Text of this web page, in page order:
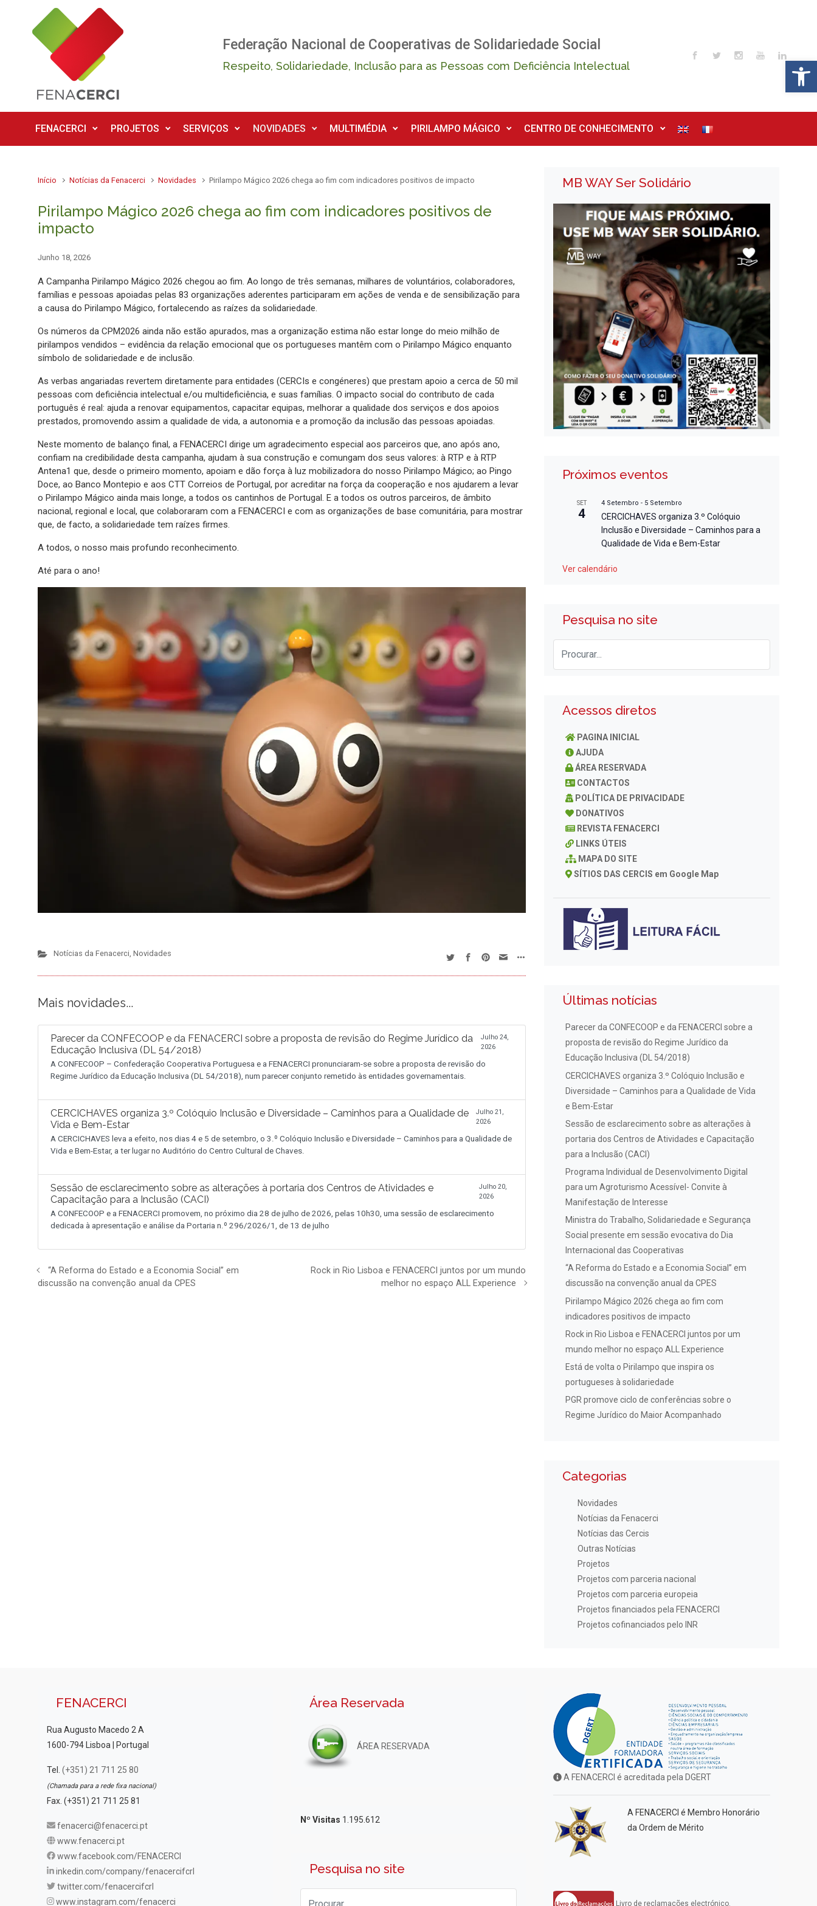
Skip to main content
Federação Nacional de Cooperativas de Solidariedade Social
Respeito, Solidariedade, Inclusão para as Pessoas com Deficiência Intelectual
FENACERCI PROJETOS SERVIÇOS NOVIDADES MULTIMÉDIA PIRILAMPO MÁGICO CENTRO DE CONHECIMENTO
Início Notícias da Fenacerci Novidades Pirilampo Mágico 2026 chega ao fim com indicadores positivos de impacto
Pirilampo Mágico 2026 chega ao fim com indicadores positivos de
impacto
Junho 18, 2026
A Campanha Pirilampo Mágico 2026 chegou ao fim. Ao longo de três semanas, milhares de voluntários, colaboradores,
famílias e pessoas apoiadas pelas 83 organizações aderentes participaram em ações de venda e de sensibilização para
a causa do Pirilampo Mágico, fortalecendo as raízes da solidariedade.
Os números da CPM2026 ainda não estão apurados, mas a organização estima não estar longe do meio milhão de
pirilampos vendidos – evidência da relação emocional que os portugueses mantêm com o Pirilampo Mágico enquanto
símbolo de solidariedade e de inclusão.
As verbas angariadas revertem diretamente para entidades (CERCIs e congéneres) que prestam apoio a cerca de 50 mil
pessoas com deficiência intelectual e/ou multideficiência, e suas famílias. O impacto social do contributo de cada
português é real: ajuda a renovar equipamentos, capacitar equipas, melhorar a qualidade dos serviços e dos apoios
prestados, promovendo assim a qualidade de vida, a autonomia e a promoção da inclusão das pessoas apoiadas.
Neste momento de balanço final, a FENACERCI dirige um agradecimento especial aos parceiros que, ano após ano,
confiam na credibilidade desta campanha, ajudam à sua construção e comungam dos seus valores: à RTP e à RTP
Antena1 que, desde o primeiro momento, apoiam e dão força à luz mobilizadora do nosso Pirilampo Mágico; ao Pingo
Doce, ao Banco Montepio e aos CTT Correios de Portugal, por acreditar na força da cooperação e nos ajudarem a levar
o Pirilampo Mágico ainda mais longe, a todos os cantinhos de Portugal. E a todos os outros parceiros, de âmbito
nacional, regional e local, que colaboraram com a FENACERCI e com as organizações de base comunitária, para mostrar
que, de facto, a solidariedade tem raízes firmes.
A todos, o nosso mais profundo reconhecimento.
Até para o ano!
Notícias da Fenacerci Novidades
Mais novidades...
Parecer da CONFECOOP e da FENACERCI sobre a proposta de revisão do Regime Jurídico da
Educação Inclusiva (DL 54/2018)
Julho 24,
2026
A CONFECOOP – Confederação Cooperativa Portuguesa e a FENACERCI pronunciaram-se sobre a proposta de revisão do
Regime Jurídico da Educação Inclusiva (DL 54/2018), num parecer conjunto remetido às entidades governamentais.
CERCICHAVES organiza 3.º Colóquio Inclusão e Diversidade – Caminhos para a Qualidade de
Vida e Bem-Estar
Julho 21,
2026
A CERCICHAVES leva a efeito, nos dias 4 e 5 de setembro, o 3.º Colóquio Inclusão e Diversidade – Caminhos para a Qualidade de
Vida e Bem-Estar, a ter lugar no Auditório do Centro Cultural de Chaves.
Sessão de esclarecimento sobre as alterações à portaria dos Centros de Atividades e
Capacitação para a Inclusão (CACI)
Julho 20,
2026
A CONFECOOP e a FENACERCI promovem, no próximo dia 28 de julho de 2026, pelas 10h30, uma sessão de esclarecimento
dedicada à apresentação e análise da Portaria n.º 296/2026/1, de 13 de julho
“A Reforma do Estado e a Economia Social” em
discussão na convenção anual da CPES
Rock in Rio Lisboa e FENACERCI juntos por um mundo
melhor no espaço ALL Experience
MB WAY Ser Solidário
Próximos eventos
SET
4
4 Setembro - 5 Setembro
CERCICHAVES organiza 3.º Colóquio
Inclusão e Diversidade – Caminhos para a
Qualidade de Vida e Bem-Estar
Ver calendário
Pesquisa no site
Acessos diretos
PAGINA INICIAL
AJUDA
ÁREA RESERVADA
CONTACTOS
POLÍTICA DE PRIVACIDADE
DONATIVOS
REVISTA FENACERCI
LINKS ÚTEIS
MAPA DO SITE
SÍTIOS DAS CERCIS em Google Map
Últimas notícias
Parecer da CONFECOOP e da FENACERCI sobre a
proposta de revisão do Regime Jurídico da
Educação Inclusiva (DL 54/2018)
CERCICHAVES organiza 3.º Colóquio Inclusão e
Diversidade – Caminhos para a Qualidade de Vida
e Bem-Estar
Sessão de esclarecimento sobre as alterações à
portaria dos Centros de Atividades e Capacitação
para a Inclusão (CACI)
Programa Individual de Desenvolvimento Digital
para um Agroturismo Acessível- Convite à
Manifestação de Interesse
Ministra do Trabalho, Solidariedade e Segurança
Social presente em sessão evocativa do Dia
Internacional das Cooperativas
“A Reforma do Estado e a Economia Social” em
discussão na convenção anual da CPES
Pirilampo Mágico 2026 chega ao fim com
indicadores positivos de impacto
Rock in Rio Lisboa e FENACERCI juntos por um
mundo melhor no espaço ALL Experience
Está de volta o Pirilampo que inspira os
portugueses à solidariedade
PGR promove ciclo de conferências sobre o
Regime Jurídico do Maior Acompanhado
Categorias
Novidades
Notícias da Fenacerci
Notícias das Cercis
Outras Notícias
Projetos
Projetos com parceria nacional
Projetos com parceria europeia
Projetos financiados pela FENACERCI
Projetos cofinanciados pelo INR
FENACERCI
Rua Augusto Macedo 2 A
1600-794 Lisboa | Portugal
Tel. (+351) 21 711 25 80
(Chamada para a rede fixa nacional)
Fax. (+351) 21 711 25 81
fenacerci@fenacerci.pt
www.fenacerci.pt
www.facebook.com/FENACERCI
inkedin.com/company/fenacercifcrl
twitter.com/fenacercifcrl
www.instagram.com/fenacerci
Área Reservada
ÁREA RESERVADA
Nº Visitas 1.195.612
Pesquisa no site
A FENACERCI é acreditada pela DGERT
A FENACERCI é Membro Honorário
da Ordem de Mérito
Livro de reclamações electrónico.